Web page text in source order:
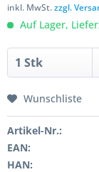
inkl. MwSt.zzgl.
Auf Lager,
Wunschliste
Artikel-Nr.:
EAN:
HAN: